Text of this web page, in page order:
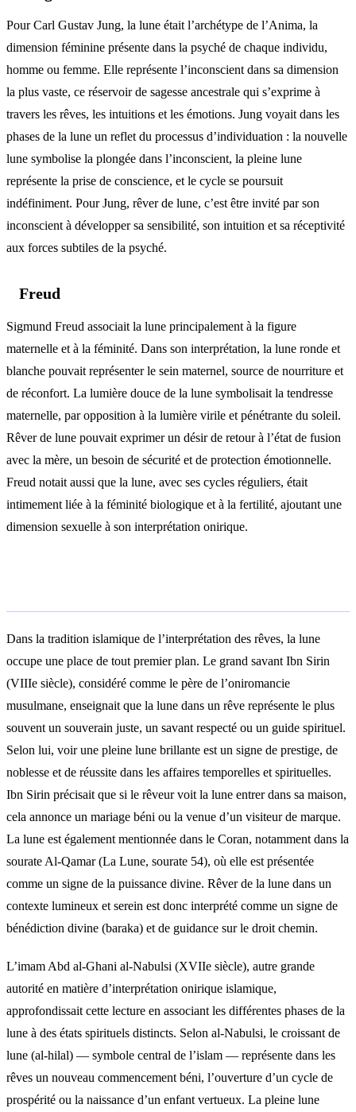
Pour Carl Gustav Jung, la lune était l’archétype de l’Anima, la
dimension féminine présente dans la psyché de chaque individu,
homme ou femme. Elle représente l’inconscient dans sa dimension
la plus vaste, ce réservoir de sagesse ancestrale qui s’exprime à
travers les rêves, les intuitions et les émotions. Jung voyait dans les
phases de la lune un reflet du processus d’individuation : la nouvelle
lune symbolise la plongée dans l’inconscient, la pleine lune
représente la prise de conscience, et le cycle se poursuit
indéfiniment. Pour Jung, rêver de lune, c’est être invité par son
inconscient à développer sa sensibilité, son intuition et sa réceptivité
aux forces subtiles de la psyché.
Freud
Sigmund Freud associait la lune principalement à la figure
maternelle et à la féminité. Dans son interprétation, la lune ronde et
blanche pouvait représenter le sein maternel, source de nourriture et
de réconfort. La lumière douce de la lune symbolisait la tendresse
maternelle, par opposition à la lumière virile et pénétrante du soleil.
Rêver de lune pouvait exprimer un désir de retour à l’état de fusion
avec la mère, un besoin de sécurité et de protection émotionnelle.
Freud notait aussi que la lune, avec ses cycles réguliers, était
intimement liée à la féminité biologique et à la fertilité, ajoutant une
dimension sexuelle à son interprétation onirique.
Dans la tradition islamique de l’interprétation des rêves, la lune
occupe une place de tout premier plan. Le grand savant Ibn Sirin
(VIIIe siècle), considéré comme le père de l’oniromancie
musulmane, enseignait que la lune dans un rêve représente le plus
souvent un souverain juste, un savant respecté ou un guide spirituel.
Selon lui, voir une pleine lune brillante est un signe de prestige, de
noblesse et de réussite dans les affaires temporelles et spirituelles.
Ibn Sirin précisait que si le rêveur voit la lune entrer dans sa maison,
cela annonce un mariage béni ou la venue d’un visiteur de marque.
La lune est également mentionnée dans le Coran, notamment dans la
sourate Al-Qamar (La Lune, sourate 54), où elle est présentée
comme un signe de la puissance divine. Rêver de la lune dans un
contexte lumineux et serein est donc interprété comme un signe de
bénédiction divine (baraka) et de guidance sur le droit chemin.
L’imam Abd al-Ghani al-Nabulsi (XVIIe siècle), autre grande
autorité en matière d’interprétation onirique islamique,
approfondissait cette lecture en associant les différentes phases de la
lune à des états spirituels distincts. Selon al-Nabulsi, le croissant de
lune (al-hilal) — symbole central de l’islam — représente dans les
rêves un nouveau commencement béni, l’ouverture d’un cycle de
prospérité ou la naissance d’un enfant vertueux. La pleine lune